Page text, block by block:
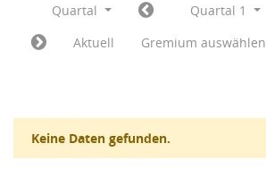
Quartal Quartal 1
Aktuell
Gremium auswählen
Keine Daten gefunden.